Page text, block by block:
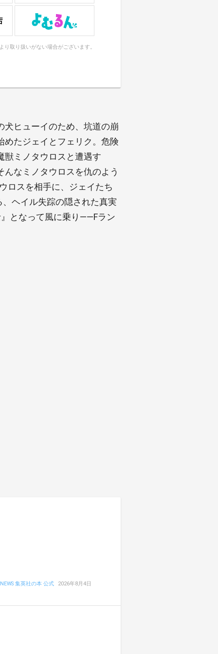
り取り扱いがない場合がございます。
ヒューイのため、坑道の崩
めたジェイとフェリク。危険
獣ミノタウロスと遭遇す
なミノタウロスを仇のよう
ロスを相手に、ジェイたち
ヘイル失踪の隠された真実
となって風に乗り――Fラン
NEWS 集英社の本 公式 2026年8月4日